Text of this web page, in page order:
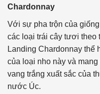
Chardonnay
Với sự pha trộn của
các loại trái cây tươi theo
Landing Chardonnay thể
của loại nho này và
vang trắng xuất sắc của
nước Úc.